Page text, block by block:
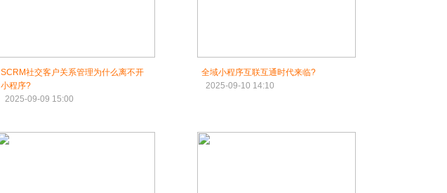
SCRM社交客户关系管理为什么离不开
小程序?
2025-09-09 15:00
全域小程序互联互通时代来临?
2025-09-10 14:10